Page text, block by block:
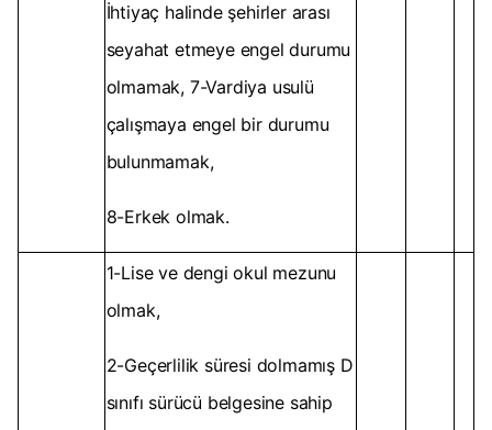
İhtiyaç halinde şehirler arası
seyahat etmeye engel durumu
olmamak, 7-Vardiya usulü
çalışmaya engel bir durumu
bulunmamak,
8-Erkek olmak.
1-Lise ve dengi okul mezunu
olmak,
2-Geçerlilik süresi dolmamış D
sınıfı sürücü belgesine sahip